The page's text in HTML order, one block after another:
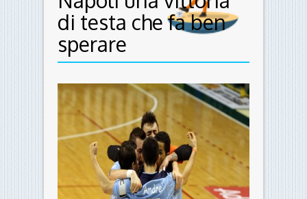
di testa che fa ben
sperare